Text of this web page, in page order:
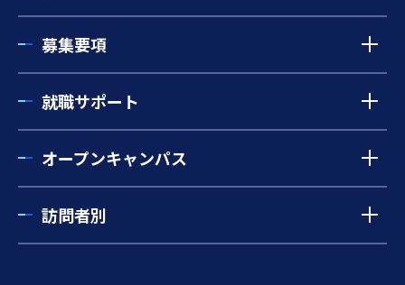
募集要項
就職サポート
オープンキャンパス
訪問者別